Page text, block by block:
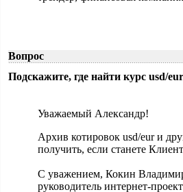
Вопрос
Подскажите, где найти курс usd/
Уважаемый Александр!
Архив котировок usd/eur и
получить, если станете
С уважением, Кокин
руководитель интернет-